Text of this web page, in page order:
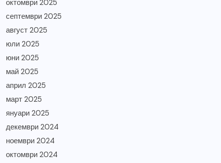
октомври 2025
септември 2025
август 2025
юли 2025
юни 2025
май 2025
април 2025
март 2025
януари 2025
декември 2024
ноември 2024
октомври 2024